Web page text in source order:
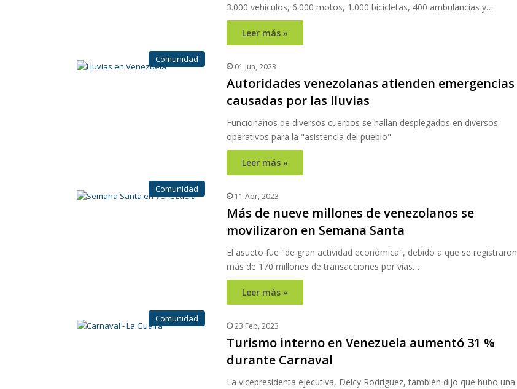
3.000 vehículos, 6.000 motos, 1.000 bicicletas, 400 ambulancias y…
Leer más »
Comunidad
01 Jun, 2023
Autoridades venezolanas atienden emergencias
causadas por las lluvias
Funcionarios de diversos cuerpos se hallan desplegados en diversos
operativos para la "asistencia del pueblo"
Leer más »
Comunidad
11 Abr, 2023
Más de nueve millones de venezolanos se
movilizaron en Semana Santa
El asueto fue "de gran actividad económica", debido a que se registraron
más de 170 millones de transacciones por vías…
Leer más »
Comunidad
23 Feb, 2023
Turismo interno en Venezuela aumentó 31 %
durante Carnaval
La vicepresidenta ejecutiva, Delcy Rodríguez, también dijo que hubo una